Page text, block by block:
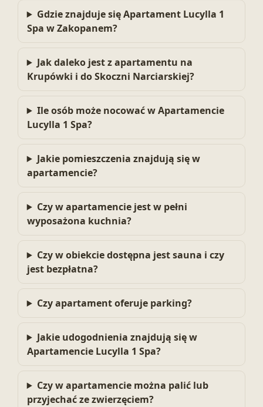
Gdzie znajduje się Apartament Lucylla 1
Spa w Zakopanem?
Jak daleko jest z apartamentu na
Krupówki i do Skoczni Narciarskiej?
Ile osób może nocować w Apartamencie
Lucylla 1 Spa?
Jakie pomieszczenia znajdują się w
apartamencie?
Czy w apartamencie jest w pełni
wyposażona kuchnia?
Czy w obiekcie dostępna jest sauna i czy
jest bezpłatna?
Czy apartament oferuje parking?
Jakie udogodnienia znajdują się w
Apartamencie Lucylla 1 Spa?
Czy w apartamencie można palić lub
przyjechać ze zwierzęciem?